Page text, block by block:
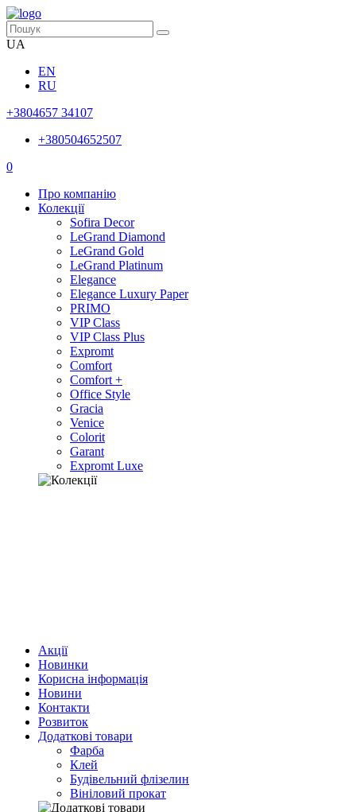
UA
EN
RU
+3804657 34107
+380504652507
0
Про компанію
Колекції
Sofira Decor
LeGrand Diamond
LeGrand Gold
LeGrand Platinum
Elegance
Elegance Luxury Paper
PRIMO
VIP Class
VIP Class Plus
Expromt
Comfort
Comfort +
Office Style
Gracia
Venice
Colorit
Garant
Expromt Luxe
Акції
Новинки
Корисна інформація
Новини
Контакти
Розвиток
Додаткові товари
Фарба
Клей
Будівельний флізелин
Вініловий прокат